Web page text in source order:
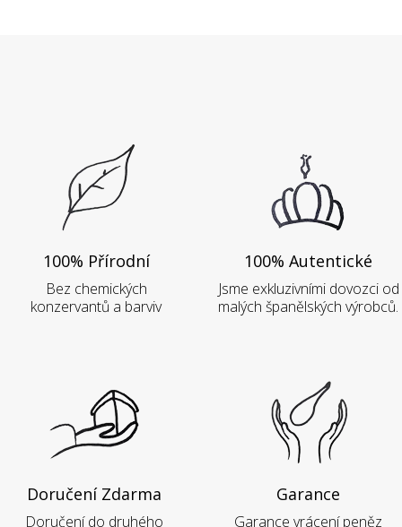
100% Přírodní
Bez chemických
konzervantů a barviv
100% Autentické
Jsme exkluzivními dovozci od
malých španělských výrobců.
Doručení Zdarma
Doručení do druhého
Garance
Garance vrácení peněz